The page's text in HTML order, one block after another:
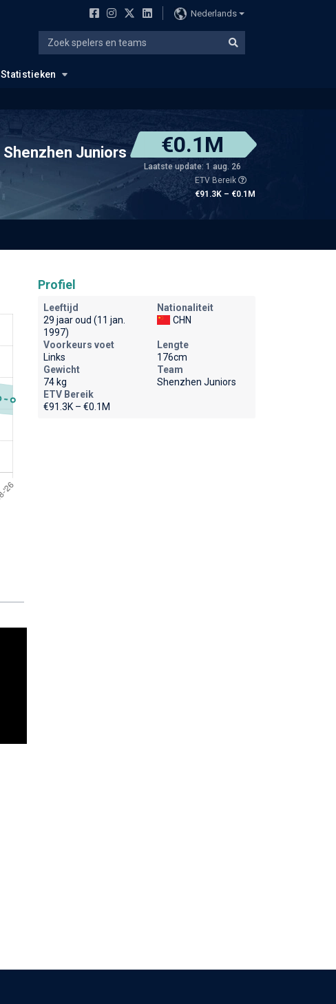
Nederlands
Statistieken
Shenzhen Juniors €0.1M
Laatste update: 1 aug. 26
ETV Bereik
€91.3K – €0.1M
Profiel
Leeftijd
29 jaar oud (11 jan.
1997)
Nationaliteit
CHN
Voorkeurs voet
Links
Lengte
176cm
Gewicht
74 kg
Team
Shenzhen Juniors
ETV Bereik
€91.3K – €0.1M